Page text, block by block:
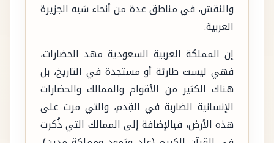
والنقش، في مناطق عدة من أنحاء شبه الجزيرة
العربية.
إن المملكة العربية السعودية مهد الحضارات،
فهي ليست طارئة أو مستجدة في التاريخ، بل
هناك الكثير من الأقوام والممالك والحضارات
الإنسانية الضاربة في القِدم، والتي مرت على
هذه الأرض، فبالإضافة إلى الممالك التي ذُكرت